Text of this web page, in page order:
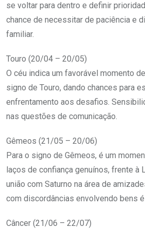
se voltar para dentro e definir
chance de necessitar de paciência e
familiar.
Touro (20/04 – 20/05)
O céu indica um favorável momento
signo de Touro, dando chances para
enfrentamento aos desafios.
nas questões de comunicação.
Gêmeos (21/05 – 20/06)
Para o signo de Gêmeos, é um
laços de confiança genuínos, frente à
união com Saturno na área de
com discordâncias envolvendo bens
Câncer (21/06 – 22/07)